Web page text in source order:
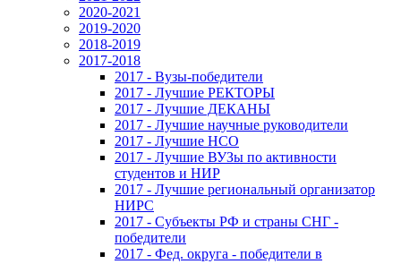
2020-2021
2019-2020
2018-2019
2017-2018
2017 - Вузы-победители
2017 - Лучшие РЕКТОРЫ
2017 - Лучшие ДЕКАНЫ
2017 - Лучшие научные руководители
2017 - Лучшие НСО
2017 - Лучшие ВУЗы по активности
студентов и НИР
2017 - Лучшие региональный организатор
НИРС
2017 - Субъекты РФ и страны СНГ -
победители
2017 - Фед. округа - победители в